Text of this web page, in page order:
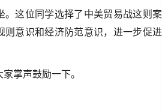
。这位同学选择了中美贸易战这则案
则意识和经济防范意识，进一步促进
掌声鼓励一下。